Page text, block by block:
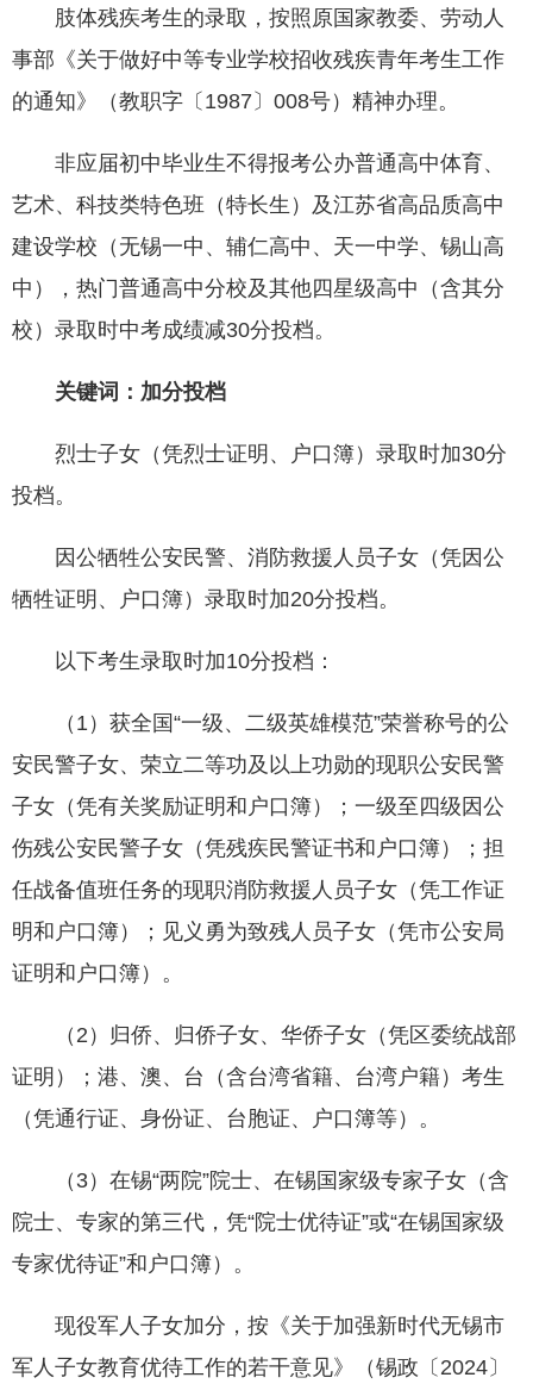
肢体残疾考生的录取，按照原国家教委、劳动人
事部《关于做好中等专业学校招收残疾青年考生工作
的通知》（教职字〔1987〕008号）精神办理。
非应届初中毕业生不得报考公办普通高中体育、
艺术、科技类特色班（特长生）及江苏省高品质高中
建设学校（无锡一中、辅仁高中、天一中学、锡山高
中），热门普通高中分校及其他四星级高中（含其分
校）录取时中考成绩减30分投档。
关键词：加分投档
烈士子女（凭烈士证明、户口簿）录取时加30分
投档。
因公牺牲公安民警、消防救援人员子女（凭因公
牺牲证明、户口簿）录取时加20分投档。
以下考生录取时加10分投档：
（1）获全国“一级、二级英雄模范”荣誉称号的公
安民警子女、荣立二等功及以上功勋的现职公安民警
子女（凭有关奖励证明和户口簿）；一级至四级因公
伤残公安民警子女（凭残疾民警证书和户口簿）；担
任战备值班任务的现职消防救援人员子女（凭工作证
明和户口簿）；见义勇为致残人员子女（凭市公安局
证明和户口簿）。
（2）归侨、归侨子女、华侨子女（凭区委统战部
证明）；港、澳、台（含台湾省籍、台湾户籍）考生
（凭通行证、身份证、台胞证、户口簿等）。
（3）在锡“两院”院士、在锡国家级专家子女（含
院士、专家的第三代，凭“院士优待证”或“在锡国家级
专家优待证”和户口簿）。
现役军人子女加分，按《关于加强新时代无锡市
军人子女教育优待工作的若干意见》（锡政〔2024〕